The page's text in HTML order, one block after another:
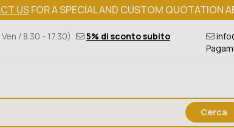
USFOR A SPECIAL AND CUSTOM QUOTATION
/ 8.30 - 17.30) 5% di sconto subito
Cerca